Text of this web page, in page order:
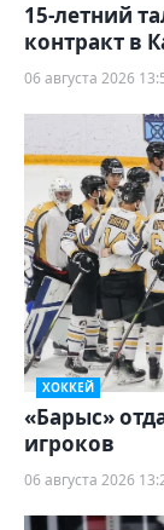
15-летний
контракт в
06 августа 2026
ХОККЕЙ
«Барыс»
игроков
06 августа 2026